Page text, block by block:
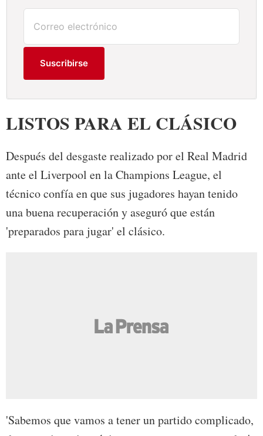
Suscribirse
LISTOS PARA EL CLÁSICO
Después del desgaste realizado por el Real Madrid
ante el Liverpool en la Champions League, el
técnico confía en que sus jugadores hayan tenido
una buena recuperación y aseguró que están
'preparados para jugar' el clásico.
'Sabemos que vamos a tener un partido complicado,